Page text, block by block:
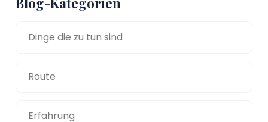
Dinge die zu tun sind
Route
Erfahrung